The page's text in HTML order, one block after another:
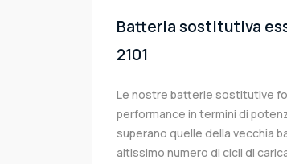
Batteria sostitutiva
2101
Le nostre batterie sostitutive
performance in termini di
superano quelle della vecchia
altissimo numero di cicli di